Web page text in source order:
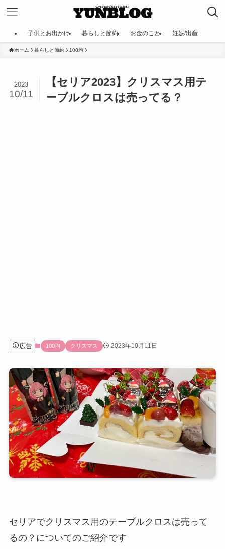
子供とお出かけ 暮らしと節約 お金のこと 妊娠/出産
ホーム 暮らしと節約 100均
【セリア2023】クリスマス用テ
ーブルクロスは売ってる？
2023
10/11
広告 100均 クリスマス 2023年10月11日
セリアでクリスマス用のテーブルクロスは売って
るの？についてのご紹介です